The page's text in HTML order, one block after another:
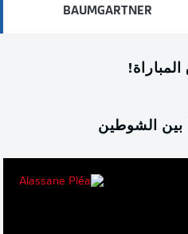
BAUMGARTNER
بين الشوطين